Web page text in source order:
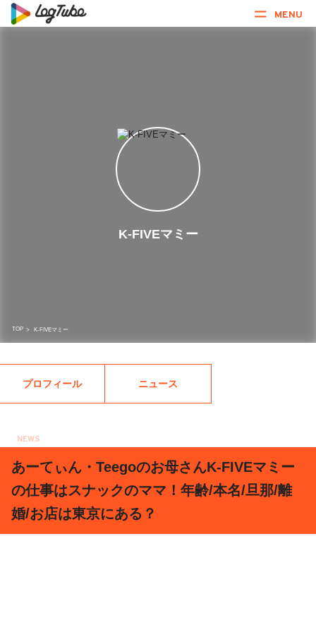
MENU
K-FIVEマミー︎
TOP > K-FIVEマミー︎
プロフィール ニュース
NEWS
あーてぃん・Teegoのお母さんK-FIVEマミー
の仕事はスナックのママ！年齢/本名/旦那/離
婚/お店は東京にある？